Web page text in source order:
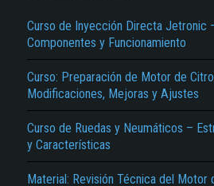
Curso de Inyección Directa Jetronic
Componentes y Funcionamiento
Curso: Preparación de Motor de
Modificaciones, Mejoras y Ajustes
Curso de Ruedas y Neumáticos –
y Características
Material: Revisión Técnica del Motor